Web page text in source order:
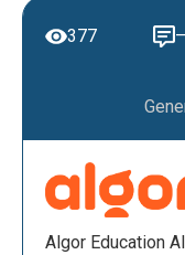
377
Algor Education